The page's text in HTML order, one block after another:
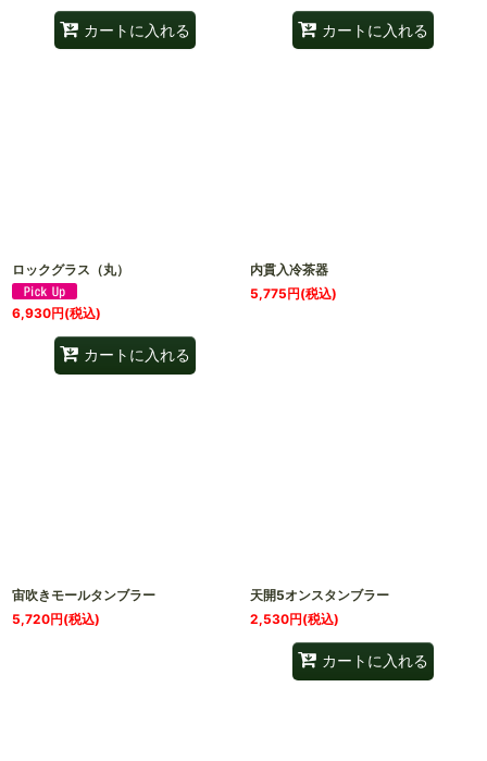
カートに入れる カートに入れる
ロックグラス（丸）
6,930円(税込)
カートに入れる
内貫入冷茶器
5,775円(税込)
宙吹きモールタンブラー
5,720円(税込)
天開5オンスタンブラー
2,530円(税込)
カートに入れる